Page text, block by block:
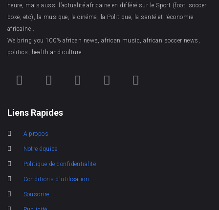
heure, mais aussi l’actualité africaine en différé sur le Sport (foot, soccer,
boxe, etc), la musique, le cinéma, la Politique, la santé et l’économie
africaine .
We bring you 100% african news, african music, african soccer news,
politics, health and culture.
Liens Rapides
A propos
Notre équipe
Politique de confidentialité
Conditions d'utilisation
Souscrire